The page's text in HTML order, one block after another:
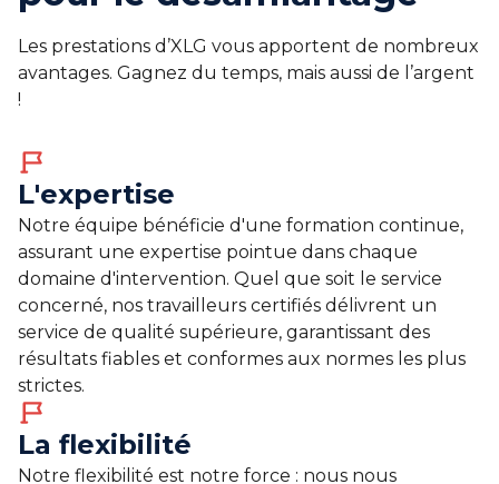
Les prestations d’XLG vous apportent de nombreux
avantages. Gagnez du temps, mais aussi de l’argent
!
L'expertise
Notre équipe bénéficie d'une formation continue,
assurant une expertise pointue dans chaque
domaine d'intervention. Quel que soit le service
concerné, nos travailleurs certifiés délivrent un
service de qualité supérieure, garantissant des
résultats fiables et conformes aux normes les plus
strictes.
La flexibilité
Notre flexibilité est notre force : nous nous